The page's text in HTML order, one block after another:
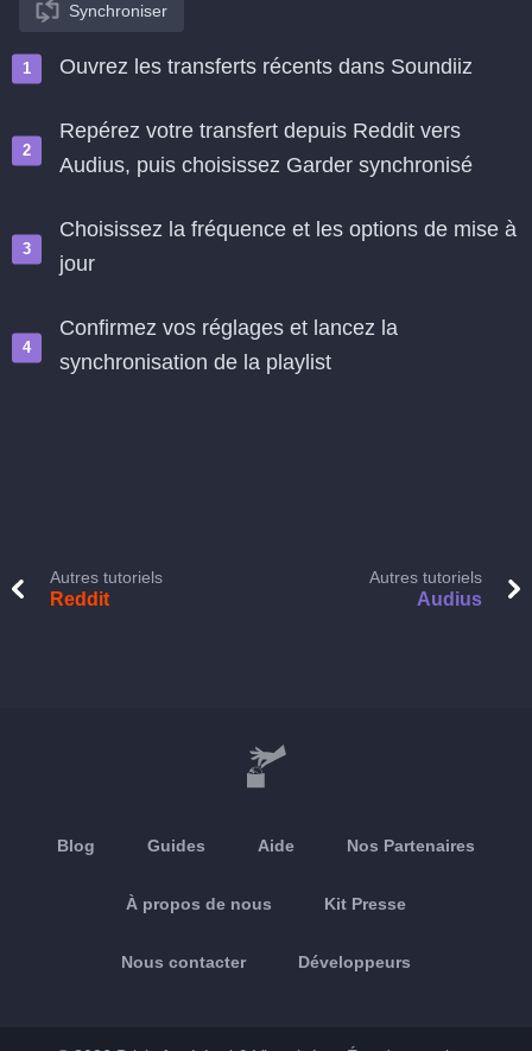
Synchroniser
Ouvrez les transferts récents dans Soundiiz
Repérez votre transfert depuis Reddit vers
Audius, puis choisissez Garder synchronisé
Choisissez la fréquence et les options de mise à
jour
Confirmez vos réglages et lancez la
synchronisation de la playlist
Autres tutoriels
Reddit
Autres tutoriels
Audius
Blog Guides Aide Nos Partenaires
À propos de nous Kit Presse
Nous contacter Développeurs